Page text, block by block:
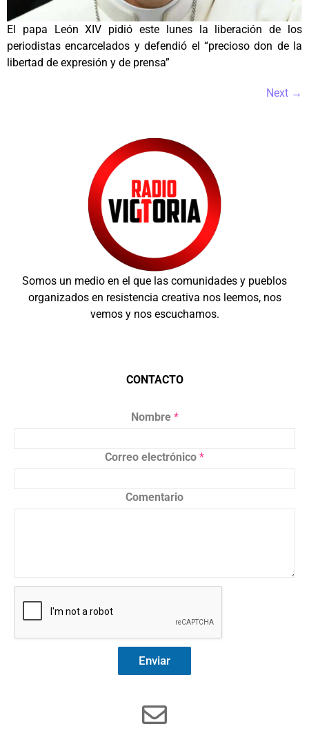
El papa León XIV pidió este lunes la liberación de los
periodistas encarcelados y defendió el “precioso don de la
libertad de expresión y de prensa”
Next →
Somos un medio en el que las comunidades y pueblos
organizados en resistencia creativa nos leemos, nos
vemos y nos escuchamos.
CONTACTO
Nombre *
Correo electrónico *
Comentario
Enviar